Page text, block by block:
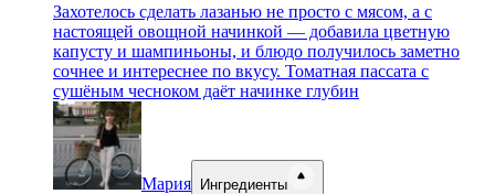
Захотелось сделать лазанью не просто с мясом, а с
настоящей овощной начинкой — добавила цветную
капусту и шампиньоны, и блюдо получилось заметно
сочнее и интереснее по вкусу. Томатная пассата с
сушёным чесноком даёт начинке глубин
Мария Ингредиенты